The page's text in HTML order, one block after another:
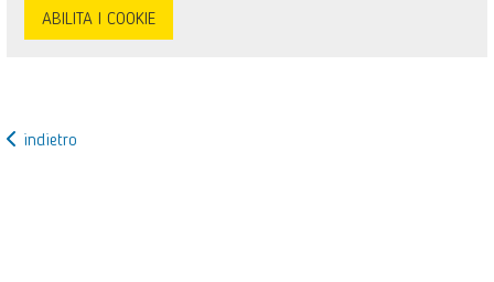
ABILITA I COOKIE
indietro